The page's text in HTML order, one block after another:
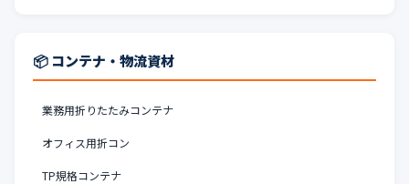
📦 コンテナ・物流資材
業務用折りたたみコンテナ
オフィス用折コン
TP規格コンテナ